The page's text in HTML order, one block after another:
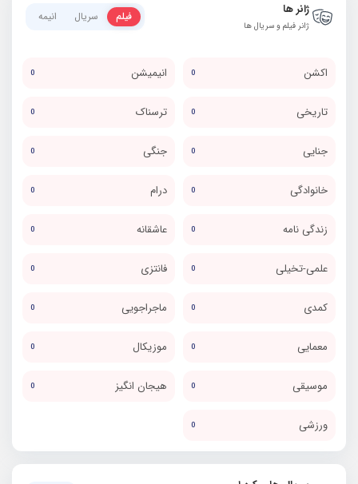
ژانر ها
ژانر فیلم و سریال ها
فیلم سریال انیمه
اکشن 0 انیمیشن 0
تاریخی 0 ترسناک 0
جنایی 0 جنگی 0
خانوادگی 0 درام 0
زندگی نامه 0 عاشقانه 0
علمی-تخیلی 0 فانتزی 0
کمدی 0 ماجراجویی 0
معمایی 0 موزیکال 0
موسیقی 0 هیجان انگیز 0
ورزشی 0